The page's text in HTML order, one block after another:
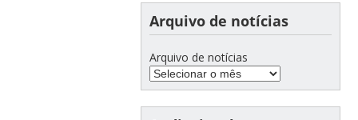
Arquivo de notícias
Arquivo de notícias